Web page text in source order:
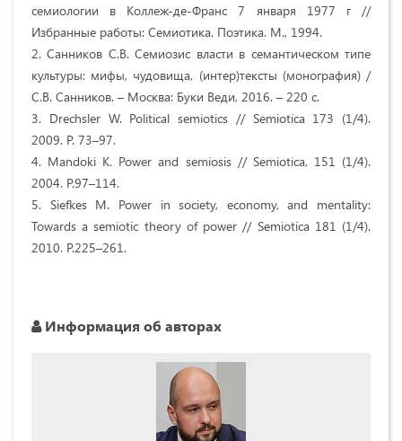
семиологии в Коллеж-де-Франс 7 января 1977 г //
Избранные работы: Семиотика. Поэтика. М., 1994.
2. Санников С.В. Семиозис власти в семантическом типе
культуры: мифы, чудовища, (интер)тексты (монография) /
С.В. Санников. – Москва: Буки Веди, 2016. – 220 с.
3. Drechsler W. Political semiotics // Semiotica 173 (1/4).
2009. P. 73–97.
4. Mandoki K. Power and semiosis // Semiotica, 151 (1/4).
2004. P.97–114.
5. Siefkes M. Power in society, economy, and mentality:
Towards a semiotic theory of power // Semiotica 181 (1/4).
2010. P.225–261.
Информация об авторах